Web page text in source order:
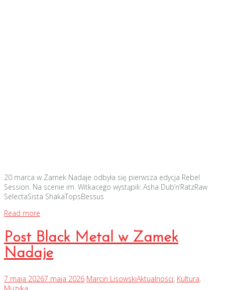
20 marca w Zamek Nadaje odbyła się pierwsza edycja Rebel
Session. Na scenie im. Witkacego wystąpili: Asha Dub’n’RatzRaw
SelectaSista ShakaTopsBessus
Read more
Post Black Metal w Zamek
Nadaje
7 maja 20267 maja 2026 Marcin LisowskiAktualności, Kultura,